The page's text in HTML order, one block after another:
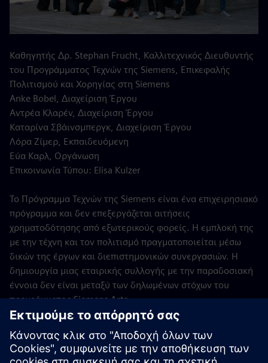
Καθηγητής Δρ. Stephan Frucht, Καλλιτεχνικός Διευθυντής
του Προγράμματος Τεχνών της Siemens, Επικεφαλής
Πολιτισμού και Χορηγίας στη Siemens
Anke Bobel, Διαχείριση Έργου
Αντρέα Κλαρέν, Διαχείριση Έργου
Καταρίνα Σβάινσμπεργκ, Διαχείριση Έργου
Λόρα Ζίμερ, Εκπαιδευόμενη
Εύα Καρλ, Οργάνωση
Επικοινωνία Τύπου: Elisa Kulzer
Το Πρόγραμμα Τεχνών της Siemens είναι ένα επιχειρησιακό
πρόγραμμα και δεν επεξεργάζεται αιτήσεις
χρηματοδότησης από εξωτερικούς φορείς. Η εμπλοκή της
με την τέχνη και τον πολιτισμό πραγματοποιείται μέσω
δικών της έργων και διεπιστημονικών συνεργασιών. Η
δημιουργία μιας εταιρικής συλλογής με την παραδοσιακή
έννοια δεν είναι μεταξύ των δηλωμένων στόχων του
προγράμματος Siemens Arts.
Σιμενς ΑΕ
Πρόγραμμα Τεχνών Siemens
Μονμπιζούστρ 7